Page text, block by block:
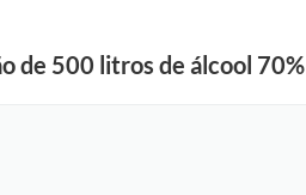
de 500 litros de álcool 70%